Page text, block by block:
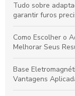
Tudo sobre
garantir furos
Como Escolher o
Melhorar Seus
Base
Vantagens